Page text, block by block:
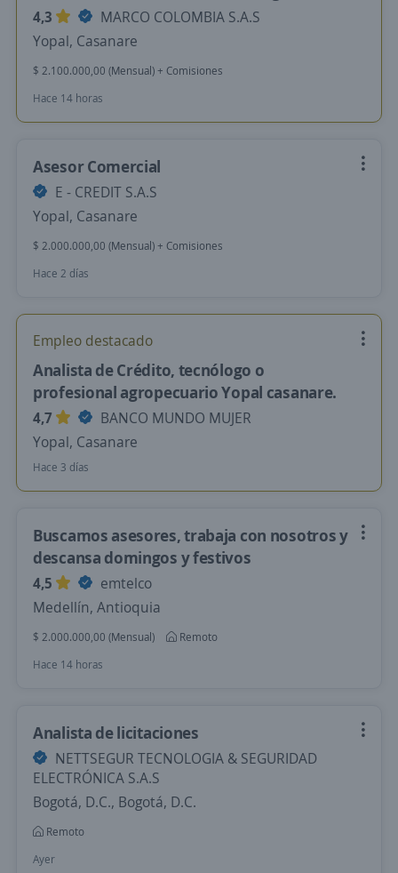
4,3
MARCO COLOMBIA S.A.S
Yopal, Casanare
$ 2.100.000,00 (Mensual) + Comisiones
Hace 14 horas
Asesor Comercial
E - CREDIT S.A.S
Yopal, Casanare
$ 2.000.000,00 (Mensual) + Comisiones
Hace 2 días
Empleo destacado
Analista de Crédito, tecnólogo o
profesional agropecuario Yopal casanare.
4,7
BANCO MUNDO MUJER
Yopal, Casanare
Hace 3 días
Buscamos asesores, trabaja con nosotros y
descansa domingos y festivos
4,5
emtelco
Medellín, Antioquia
$ 2.000.000,00 (Mensual)
Remoto
Hace 14 horas
Analista de licitaciones
NETTSEGUR TECNOLOGIA & SEGURIDAD
ELECTRÓNICA S.A.S
Bogotá, D.C., Bogotá, D.C.
Remoto
Ayer